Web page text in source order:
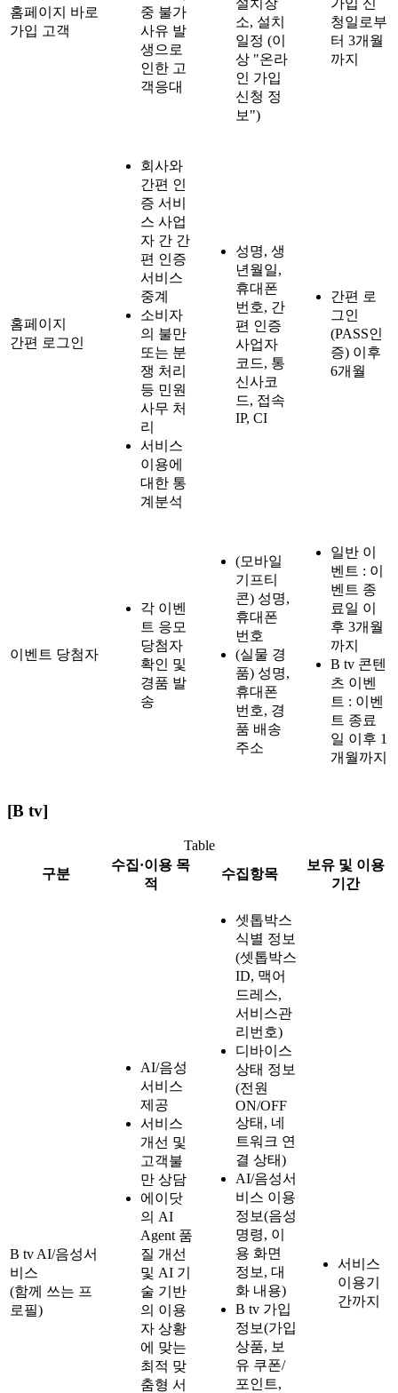
홈페이지 바로
가입 고객
중 불가
사유 발
생으로
인한 고
객응대
설치장
소, 설치
일정 (이
상 "온라
인 가입
신청 정
보")
가입 신
청일로부
터 3개월
까지
홈페이지
간편 로그인
회사와
간편 인
증 서비
스 사업
자 간 간
편 인증
서비스
중계
소비자
의 불만
또는 분
쟁 처리
등 민원
사무 처
리
서비스
이용에
대한 통
계분석
성명, 생
년월일,
휴대폰
번호, 간
편 인증
사업자
코드, 통
신사코
드, 접속
IP, CI
간편 로
그인
(PASS인
증) 이후
6개월
이벤트 당첨자
각 이벤
트 응모
당첨자
확인 및
경품 발
송
(모바일
기프티
콘) 성명,
휴대폰
번호
(실물 경
품) 성명,
휴대폰
번호, 경
품 배송
주소
일반 이
벤트 : 이
벤트 종
료일 이
후 3개월
까지
B tv 콘텐
츠 이벤
트 : 이벤
트 종료
일 이후 1
개월까지
[B tv]
Table
구분
수집·이용 목
적
수집항목
보유 및 이용
기간
B tv AI/음성서
비스
(함께 쓰는 프
로필)
AI/음성
서비스
제공
서비스
개선 및
고객불
만 상담
에이닷
의 AI
Agent 품
질 개선
및 AI 기
술 기반
의 이용
자 상황
에 맞는
최적 맞
춤형 서
셋톱박스
식별 정보
(셋톱박스
ID, 맥어
드레스,
서비스관
리번호)
디바이스
상태 정보
(전원
ON/OFF
상태, 네
트워크 연
결 상태)
AI/음성서
비스 이용
정보(음성
명령, 이
용 화면
정보, 대
화 내용)
B tv 가입
정보(가입
상품, 보
유 쿠폰/
포인트,
서비스
이용기
간까지